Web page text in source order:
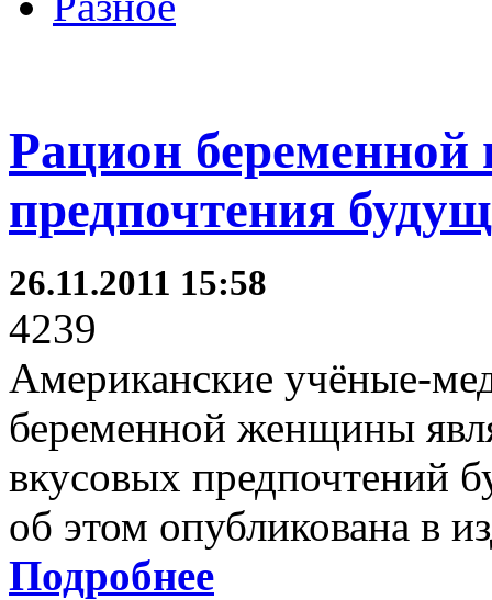
Рацион беременной
предпочтения
26.11.2011 15:58
4239
Американские учёные-
беременной женщины
вкусовых предпочтений
об этом опубликована в
Подробнее